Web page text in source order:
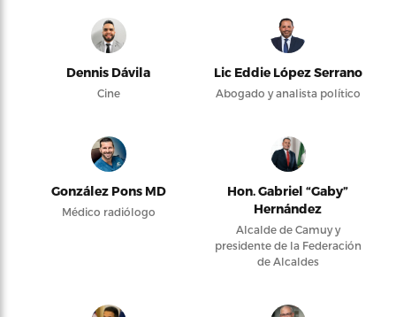
Dennis Dávila
Cine
Lic Eddie López Serrano
Abogado y analista político
González Pons MD
Médico radiólogo
Hon. Gabriel “Gaby”
Hernández
Alcalde de Camuy y
presidente de la Federación
de Alcaldes